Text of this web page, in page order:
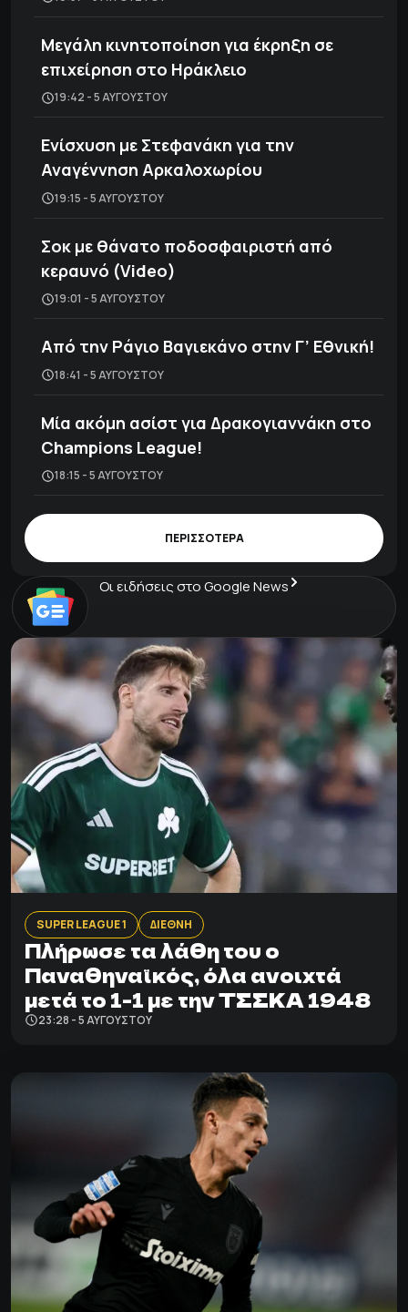
Μεγάλη κινητοποίηση για έκρηξη σε
επιχείρηση στο Ηράκλειο
19:42 - 5 ΑΥΓΟΎΣΤΟΥ
Ενίσχυση με Στεφανάκη για την
Αναγέννηση Αρκαλοχωρίου
19:15 - 5 ΑΥΓΟΎΣΤΟΥ
Σοκ με θάνατο ποδοσφαιριστή από
κεραυνό (Video)
19:01 - 5 ΑΥΓΟΎΣΤΟΥ
Από την Ράγιο Βαγιεκάνο στην Γ’ Εθνική!
18:41 - 5 ΑΥΓΟΎΣΤΟΥ
Μία ακόμη ασίστ για Δρακογιαννάκη στο
Champions League!
18:15 - 5 ΑΥΓΟΎΣΤΟΥ
ΠΕΡΙΣΣΟΤΕΡΑ
Οι ειδήσεις στο Google News
SUPER LEAGUE 1 ΔΙΕΘΝΗ
Πλήρωσε τα λάθη του ο
Παναθηναϊκός, όλα ανοιχτά
μετά το 1-1 με την ΤΣΣΚΑ 1948
23:28 - 5 ΑΥΓΟΎΣΤΟΥ